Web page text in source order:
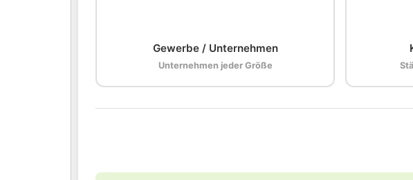
Gewerbe / Unternehmen
Unternehmen jeder Größe